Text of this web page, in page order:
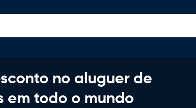
no aluguer de
em todo o mundo